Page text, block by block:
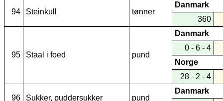
94 Steinkull tønner
Danmark
360
95 Staal i foed pund
Danmark
0 - 6 - 4
Norge
28 - 2 - 4
96 Sukker, puddersukker pund
Danmark